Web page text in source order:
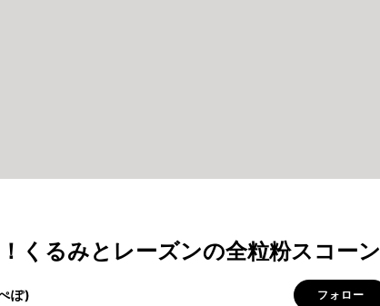
くるみとレーズンの全粒粉スコーン
ぽ) フォロー